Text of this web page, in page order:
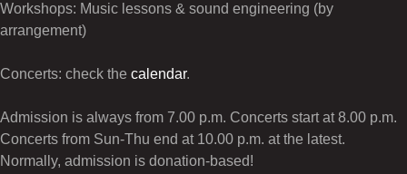
Workshops: Music lessons & sound engineering (by
arrangement)
Concerts: check the calendar.
Admission is always from 7.00 p.m. Concerts start at 8.00 p.m.
Concerts from Sun-Thu end at 10.00 p.m. at the latest.
Normally, admission is donation-based!